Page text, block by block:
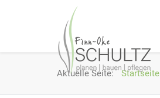
Aktuelle Seite: Startseite